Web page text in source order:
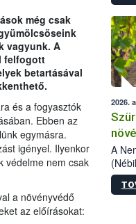
még csak
vagyunk. A
felfogott
betartásával
és a fogyasztók
Ebben az
egymásra.
igényel. Ilyenkor
védelme nem csak
a növényvédő
az előírásokat:
2026.
A